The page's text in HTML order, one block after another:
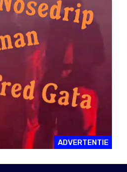
ADVERTENTIE